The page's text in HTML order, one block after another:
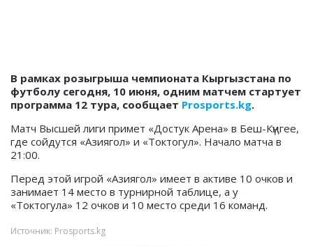
В рамках розыгрыша чемпионата Кыргызстана по
футболу сегодня, 10 июня, одним матчем стартует
программа 12 тура, сообщает Prosports.kg.
Матч Высшей лиги примет «Достук Арена» в Беш-Күңгее,
где сойдутся «Азиягол» и «Токтогул». Начало матча в
21:00.
Перед этой игрой «Азиягол» имеет в активе 10 очков и
занимает 14 место в турнирной таблице, а у
«Токтогула» 12 очков и 10 место среди 16 команд.
Источник: Prosports.kg